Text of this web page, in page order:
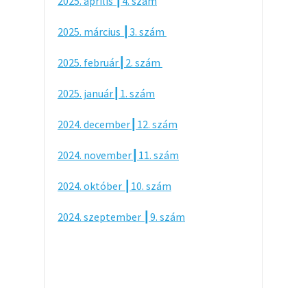
2025. március ┃3. szám
2025. február┃2. szám
2025. január┃1. szám
2024. december┃12. szám
2024. november┃11. szám
2024. október ┃10. szám
2024. szeptember ┃9. szám